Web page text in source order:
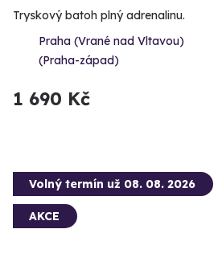
Tryskový batoh plný adrenalinu.
Praha (Vrané nad Vltavou)
(Praha-západ)
1 690 Kč
Volný termín už 08. 08. 2026
AKCE